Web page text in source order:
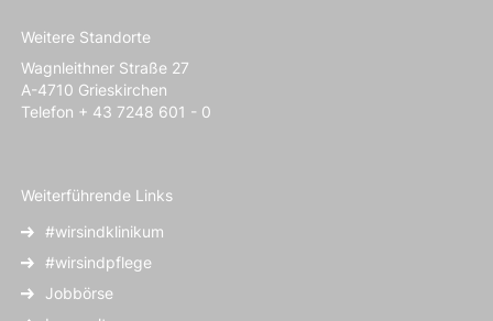
Weitere Standorte
Wagnleithner Straße 27
A-4710 Grieskirchen
Telefon + 43 7248 601 - 0
Weiterführende Links
#wirsindklinikum
#wirsindpflege
Jobbörse